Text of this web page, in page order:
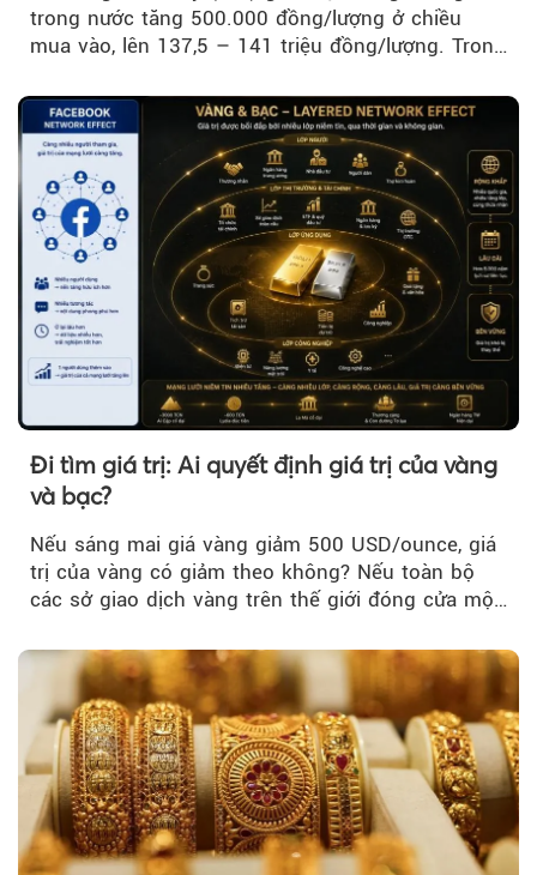
trong nước tăng 500.000 đồng/lượng ở chiều
mua vào, lên 137,5 – 141 triệu đồng/lượng. Trong
trì trên ngưỡng 4.000 USD/ounce.
Đi tìm giá trị: Ai quyết định giá trị của vàng
và bạc?
Nếu sáng mai giá vàng giảm 500 USD/ounce, giá
trị của vàng có giảm theo không? Nếu toàn bộ
các sở giao dịch vàng trên thế giới đóng cửa một